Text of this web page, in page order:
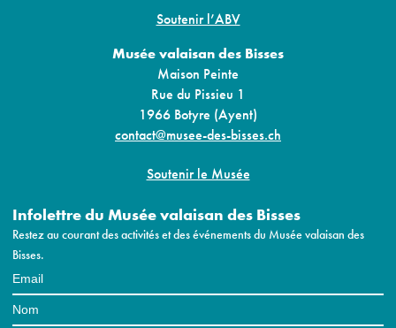
Soutenir l’ABV
Musée valaisan des Bisses
Maison Peinte
Rue du Pissieu 1
1966 Botyre (Ayent)
contact@musee-des-bisses.ch
Soutenir le Musée
Infolettre du Musée valaisan des Bisses
Restez au courant des activités et des événements du Musée valaisan des
Bisses.